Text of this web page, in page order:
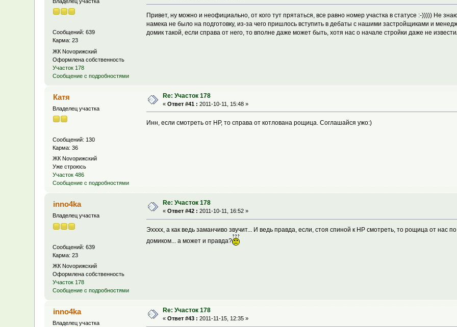
Сообщений: 639
Карма: 23
ЖК Novoрижский
Оформлена собственность
Участок 178
Сообщение с подробностями
Привет, ну можно и неофициально, от кого тут прятаться, все равно номер участка в статусе :-))))) Не
намека не было на подготовку, из-за чего пришлось вступить в дебаты с нашими застройщиками и
домик такой, если справа от него, то вполне даже может быть, хотя нас о начале стройки даже не
Катя
Владелец участка
Сообщений: 130
Карма: 36
ЖК Novoрижский
Уже строюсь
Участок 486
Сообщение с подробностями
Re: Участок 178
«Ответ #41 : 2011-10-11, 15:48 »
Инн, если смотреть от НР, то справа от котлована рощица. Соглашайся ужо:)
inno4ka
Владелец участка
Сообщений: 639
Карма: 23
ЖК Novoрижский
Оформлена собственность
Участок 178
Сообщение с подробностями
Re: Участок 178
«Ответ #42 : 2011-10-11, 16:52 »
Эхххх, а как ведь заманчиво звучит... И ведь правда, если, стоя спиной к НР смотреть, то рощица от нас
домиком... а может и правда?
inno4ka
Владелец участка
Re: Участок 178
«Ответ #43 : 2011-11-15, 12:35 »